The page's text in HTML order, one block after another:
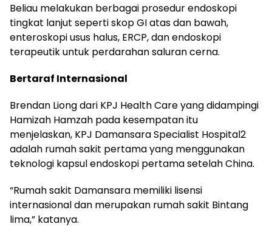
Beliau melakukan berbagai prosedur endoskopi
tingkat lanjut seperti skop GI atas dan bawah,
enteroskopi usus halus, ERCP, dan endoskopi
terapeutik untuk perdarahan saluran cerna.
Bertaraf Internasional
Brendan Liong dari KPJ Health Care yang didampingi
Hamizah Hamzah pada kesempatan itu
menjelaskan, KPJ Damansara Specialist Hospital2
adalah rumah sakit pertama yang menggunakan
teknologi kapsul endoskopi pertama setelah China.
“Rumah sakit Damansara memiliki lisensi
internasional dan merupakan rumah sakit Bintang
lima,” katanya.